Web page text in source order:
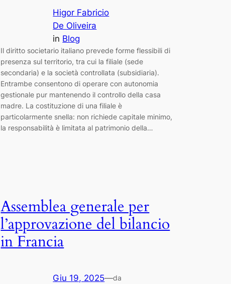
Higor Fabricio
De Oliveira
in Blog
Il diritto societario italiano prevede forme flessibili di
presenza sul territorio, tra cui la filiale (sede
secondaria) e la società controllata (subsidiaria).
Entrambe consentono di operare con autonomia
gestionale pur mantenendo il controllo della casa
madre. La costituzione di una filiale è
particolarmente snella: non richiede capitale minimo,
la responsabilità è limitata al patrimonio della…
Assemblea generale per
l’approvazione del bilancio
in Francia
Giu 19, 2025—da